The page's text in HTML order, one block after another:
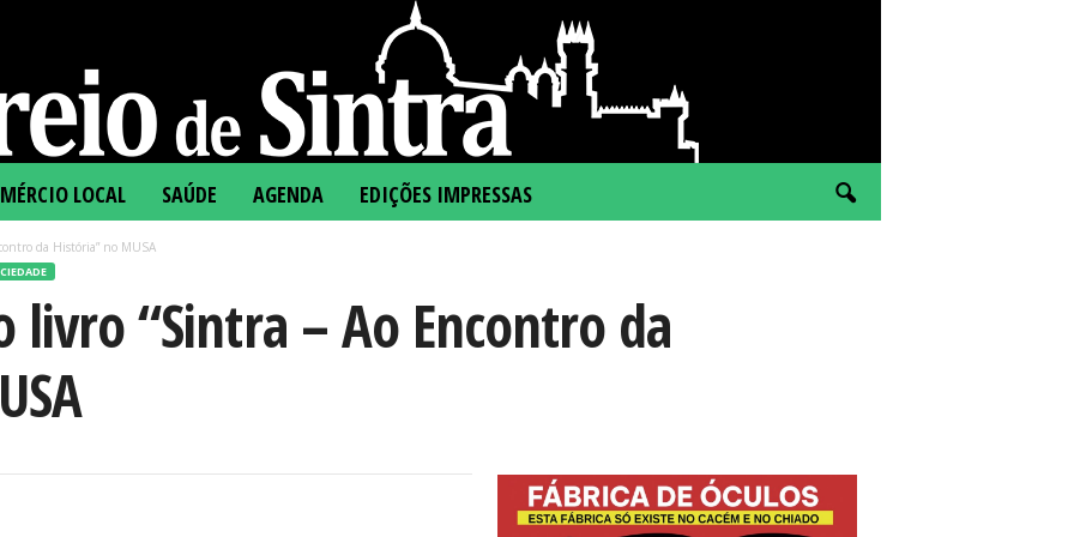
LOCAL SAÚDE AGENDA EDIÇÕES IMPRESSAS
da História” no MUSA
livro “Sintra – Ao Encontro da